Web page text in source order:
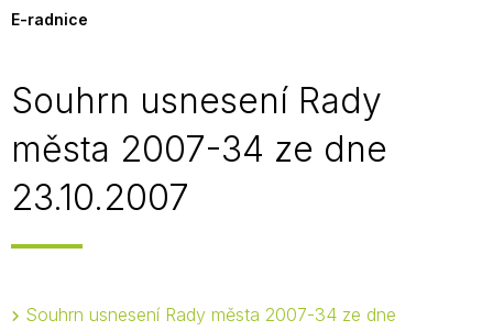
E-radnice
Souhrn usnesení Rady
města 2007-34 ze dne
23.10.2007
Souhrn usnesení Rady města 2007-34 ze dne